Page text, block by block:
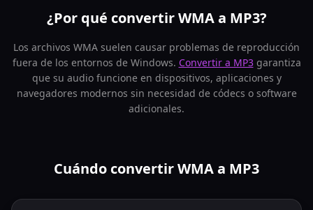
¿Por qué convertir WMA a MP3?
Los archivos WMA suelen causar problemas de reproducción
fuera de los entornos de Windows. Convertir a MP3garantiza
que su audio funcione en dispositivos, aplicaciones y
navegadores modernos sin necesidad de códecs o software
adicionales.
Cuándo convertir WMA a MP3